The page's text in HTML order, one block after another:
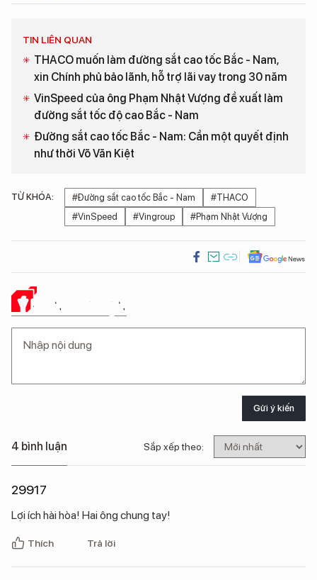
TIN LIÊN QUAN
THACO muốn làm đường sắt cao tốc Bắc - Nam,
xin Chính phủ bảo lãnh, hỗ trợ lãi vay trong 30 năm
VinSpeed của ông Phạm Nhật Vượng đề xuất làm
đường sắt tốc độ cao Bắc - Nam
Đường sắt cao tốc Bắc - Nam: Cần một quyết định
như thời Võ Văn Kiệt
TỪ KHÓA: #Đường sắt cao tốc Bắc - Nam
#THACO
#VinSpeed
#Vingroup #Phạm Nhật Vượng
Ý KIẾN CỦA BẠN
Gửi ý kiến
4 bình luận Sắp xếp theo:
29917
Lợi ích hài hòa! Hai ông chung tay!
Thích Trả lời